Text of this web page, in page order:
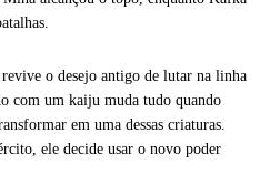
o desejo antigo de lutar na linha
com um kaiju muda tudo quando
em uma dessas criaturas.
ele decide usar o novo poder